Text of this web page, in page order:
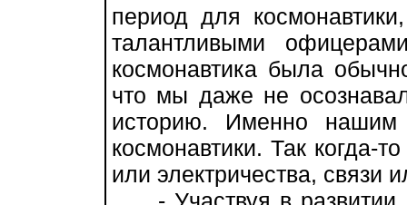
период для
талантливыми
космонавтика была
что мы даже не
историю. Именно нашим
космонавтики. Так когда-
или электричества, связи